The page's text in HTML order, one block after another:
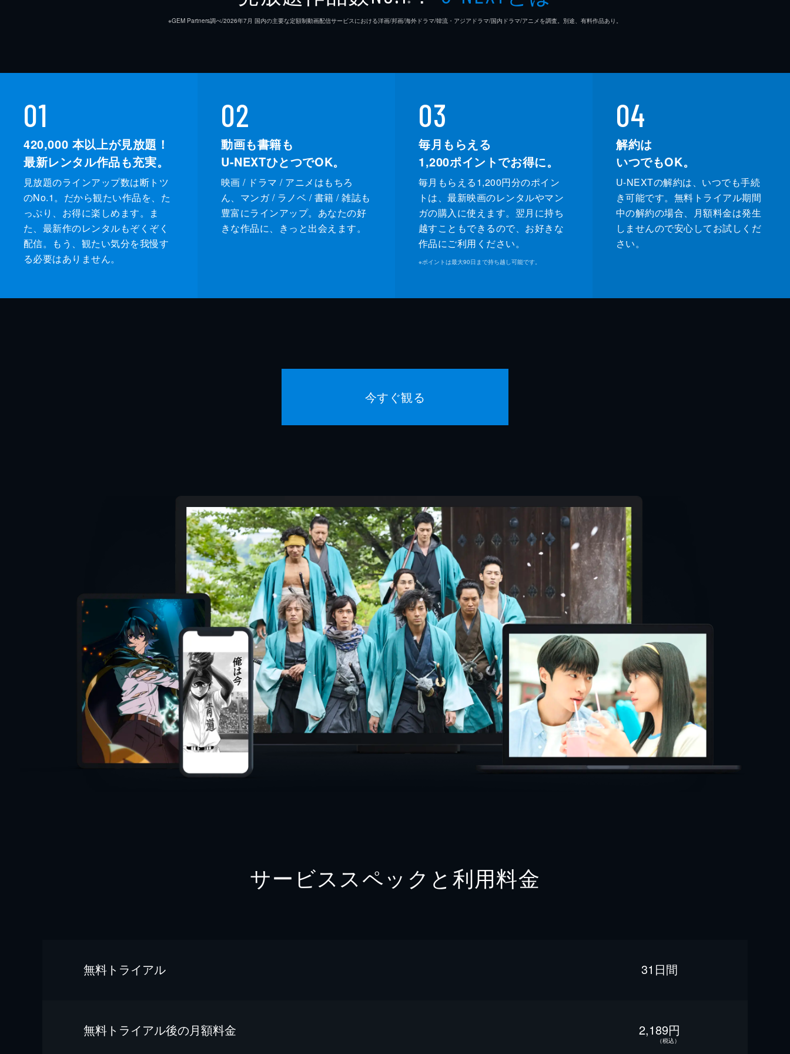
※GEM Partners調べ/2026年7⽉ 国内の主要な定額制動画配信サービスにおける洋画/邦画/海外ドラマ/韓流・アジアドラマ/国内ドラマ/アニメを調査。別途、有料作品あり。
01
420,000 本以上が見放題！
最新レンタル作品も充実。
見放題のラインアップ数は断トツ
のNo.1。だから観たい作品を、た
っぷり、お得に楽しめます。ま
た、最新作のレンタルもぞくぞく
配信。もう、観たい気分を我慢す
る必要はありません。
02
動画も書籍も
U-NEXTひとつでOK。
映画 / ドラマ / アニメはもちろ
ん、マンガ / ラノベ / 書籍 / 雑誌も
豊富にラインアップ。あなたの好
きな作品に、きっと出会えます。
03
毎月もらえる
1,200ポイントでお得に。
毎月もらえる1,200円分のポイン
トは、最新映画のレンタルやマン
ガの購入に使えます。翌月に持ち
越すこともできるので、お好きな
作品にご利用ください。
※ポイントは最大90日まで持ち越し可能です。
04
解約は
いつでもOK。
U-NEXTの解約は、いつでも手続
き可能です。無料トライアル期間
中の解約の場合、月額料金は発生
しませんので安心してお試しくだ
さい。
今すぐ観る
サービススペックと利用料金
無料トライアル 31日間
無料トライアル後の⽉額料金 2,189円
（税込）